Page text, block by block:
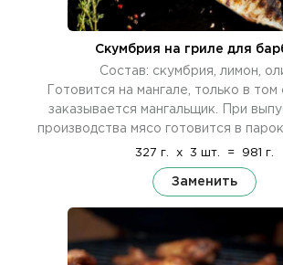
Скумбрия на гриле для
Состав: скумбрия, лимон,
Готовится на мангале, только в том
заказывается мангальщик. При
производства мясо готовится в
327 г. x 3 шт. = 981 г.
Заменить